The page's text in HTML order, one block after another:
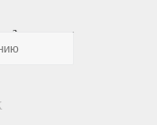
Заказать звонок